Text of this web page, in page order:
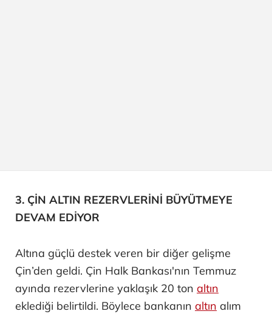
3. ÇİN ALTIN REZERVLERİNİ BÜYÜTMEYE
DEVAM EDİYOR
Altına güçlü destek veren bir diğer gelişme
Çin’den geldi. Çin Halk Bankası'nın Temmuz
ayında rezervlerine yaklaşık 20 ton altın
eklediği belirtildi. Böylece bankanın altın alım